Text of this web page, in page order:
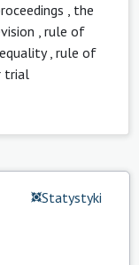
the
rule of
, rule of
trial
Statystyki